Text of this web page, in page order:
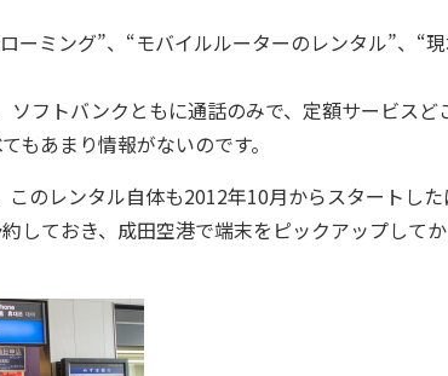
ミング”、“モバイルルーターのレンタル”、“
フトバンクともに通話のみで、定額サービスど
もあまり情報がないのです。
のレンタル自体も2012年10月からスタートし
しておき、成田空港で端末をピックアップして